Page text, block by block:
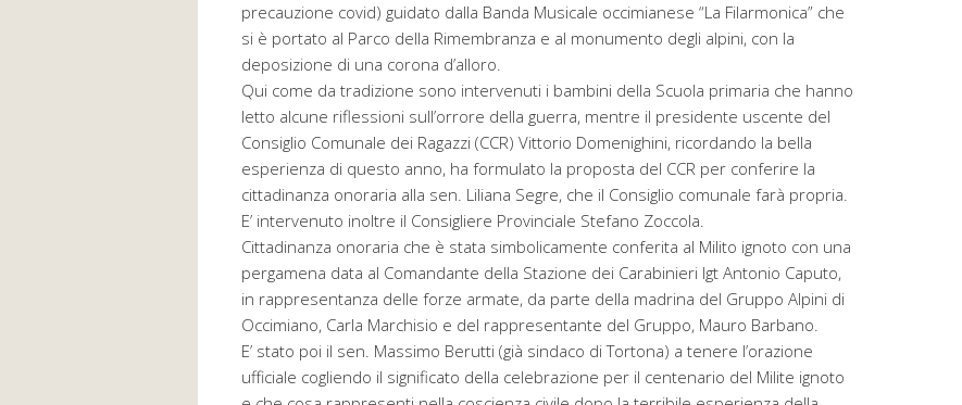
precauzione covid) guidato dalla Banda Musicale occimianese “La Filarmonica” che
si è portato al Parco della Rimembranza e al monumento degli alpini, con la
deposizione di una corona d’alloro.
Qui come da tradizione sono intervenuti i bambini della Scuola primaria che hanno
letto alcune riflessioni sull’orrore della guerra, mentre il presidente uscente del
Consiglio Comunale dei Ragazzi (CCR) Vittorio Domenighini, ricordando la bella
esperienza di questo anno, ha formulato la proposta del CCR per conferire la
cittadinanza onoraria alla sen. Liliana Segre, che il Consiglio comunale farà propria.
E’ intervenuto inoltre il Consigliere Provinciale Stefano Zoccola.
Cittadinanza onoraria che è stata simbolicamente conferita al Milito ignoto con una
pergamena data al Comandante della Stazione dei Carabinieri lgt Antonio Caputo,
in rappresentanza delle forze armate, da parte della madrina del Gruppo Alpini di
Occimiano, Carla Marchisio e del rappresentante del Gruppo, Mauro Barbano.
E’ stato poi il sen. Massimo Berutti (già sindaco di Tortona) a tenere l’orazione
ufficiale cogliendo il significato della celebrazione per il centenario del Milite ignoto